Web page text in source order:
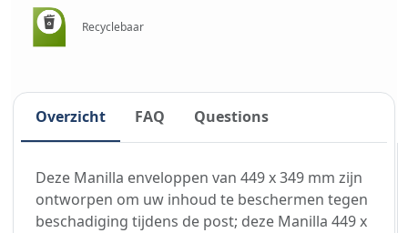
Recyclebaar
Overzicht FAQ Questions
Deze Manilla enveloppen van 449 x 349 mm zijn
ontworpen om uw inhoud te beschermen tegen
beschadiging tijdens de post; deze Manilla 449 x